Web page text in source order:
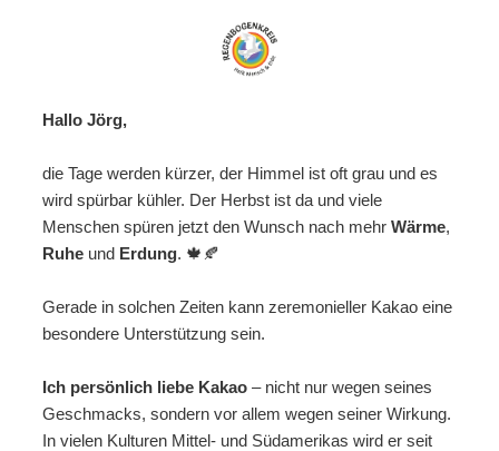
Hallo Jörg,
die Tage werden kürzer, der Himmel ist oft grau und es
wird spürbar kühler. Der Herbst ist da und viele
Menschen spüren jetzt den Wunsch nach mehr Wärme,
Ruhe und Erdung. 🍁🍂
Gerade in solchen Zeiten kann zeremonieller Kakao eine
besondere Unterstützung sein.
Ich persönlich liebe Kakao – nicht nur wegen seines
Geschmacks, sondern vor allem wegen seiner Wirkung.
In vielen Kulturen Mittel- und Südamerikas wird er seit